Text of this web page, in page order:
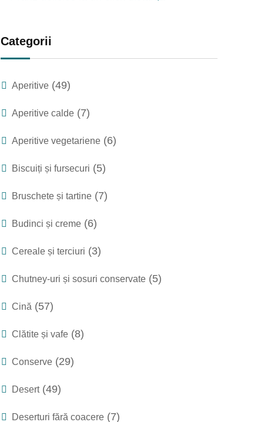
Categorii
Aperitive(49)
Aperitive calde(7)
Aperitive vegetariene(6)
Biscuiți și fursecuri (5)
Bruschete și tartine(7)
Budinci și creme(6)
Cereale și terciuri (3)
Chutney-uri și sosuri conservate(5)
Cină(57)
Clătite și vafe(8)
Conserve(29)
Desert(49)
Deserturi fără coacere(7)